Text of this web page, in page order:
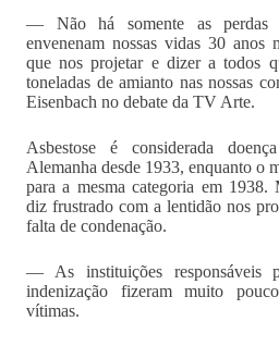
— Não há somente as perdas
envenenam nossas vidas 30 anos
que nos projetar e dizer a todos
toneladas de amianto nas nossas
Eisenbach no debate da TV Arte.
Asbestose é considerada
Alemanha desde 1933, enquanto o
para a mesma categoria em 1938.
diz frustrado com a lentidão nos
falta de condenação.
— As instituições responsáveis
indenização fizeram muito
vítimas.